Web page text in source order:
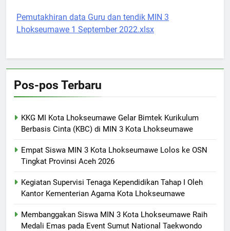
Pemutakhiran data Guru dan tendik MIN 3
Lhokseumawe 1 September 2022.xlsx
Pos-pos Terbaru
KKG MI Kota Lhokseumawe Gelar Bimtek Kurikulum
Berbasis Cinta (KBC) di MIN 3 Kota Lhokseumawe
Empat Siswa MIN 3 Kota Lhokseumawe Lolos ke OSN
Tingkat Provinsi Aceh 2026
Kegiatan Supervisi Tenaga Kependidikan Tahap I Oleh
Kantor Kementerian Agama Kota Lhokseumawe
Membanggakan Siswa MIN 3 Kota Lhokseumawe Raih
Medali Emas pada Event Sumut National Taekwondo